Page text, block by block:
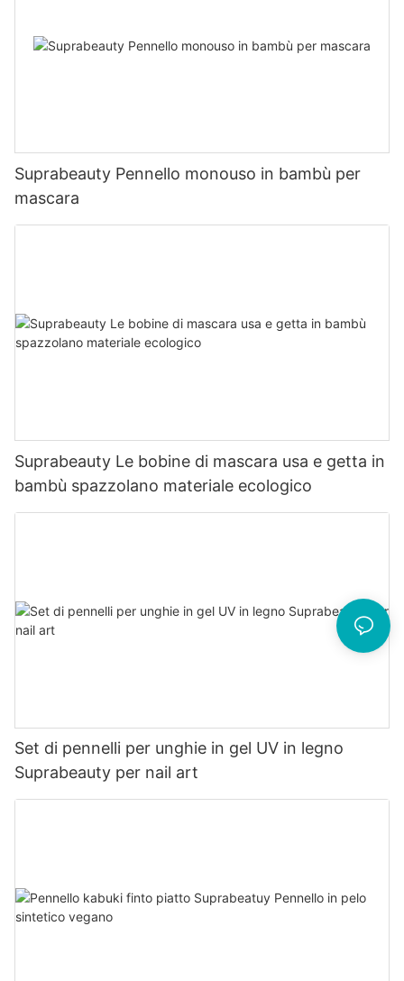
Suprabeauty Pennello monouso in bambù per
mascara
Suprabeauty Le bobine di mascara usa e getta in
bambù spazzolano materiale ecologico
Set di pennelli per unghie in gel UV in legno
Suprabeauty per nail art